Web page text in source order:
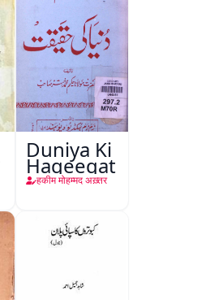
Duniya Ki
Haqeeqat
हकीम मोहम्मद अख़्तर